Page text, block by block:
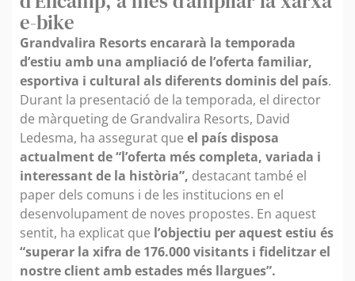
e-bike
Grandvalira Resorts encararà la temporada
d’estiu amb una ampliació de l’oferta familiar,
esportiva i cultural als diferents dominis del país.
Durant la presentació de la temporada, el director
de màrqueting de Grandvalira Resorts, David
Ledesma, ha assegurat que el país disposa
actualment de “l’oferta més completa, variada i
interessant de la història”, destacant també el
paper dels comuns i de les institucions en el
desenvolupament de noves propostes. En aquest
sentit, ha explicat que l’objectiu per aquest estiu és
“superar la xifra de 176.000 visitants i fidelitzar el
nostre client amb estades més llargues”.